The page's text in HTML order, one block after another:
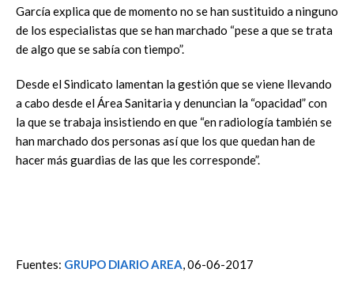
García explica que de momento no se han sustituido a ninguno
de los especialistas que se han marchado “pese a que se trata
de algo que se sabía con tiempo”.
Desde el Sindicato lamentan la gestión que se viene llevando
a cabo desde el Área Sanitaria y denuncian la “opacidad” con
la que se trabaja insistiendo en que “en radiología también se
han marchado dos personas así que los que quedan han de
hacer más guardias de las que les corresponde”.
Fuentes: GRUPO DIARIO AREA, 06-06-2017